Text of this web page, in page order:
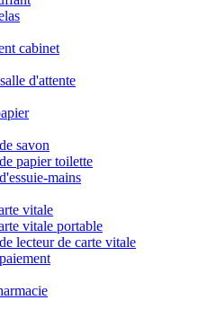
cabinet
d'attente
savon
papier toilette
mains
vitale
vitale portable
lecteur de carte vitale